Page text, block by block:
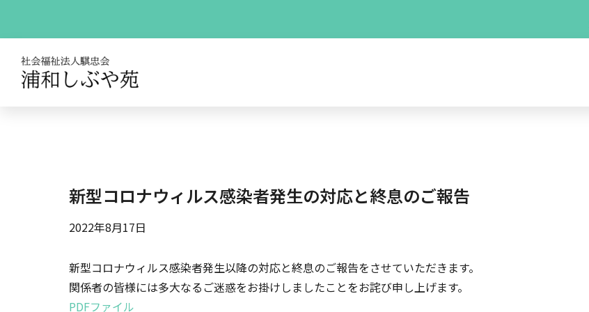
新型コロナウィルス感染者発生の対応と終息のご報告
2022年8月17日
新型コロナウィルス感染者発生以降の対応と終息のご報告をさせていただきます。
関係者の皆様には多大なるご迷惑をお掛けしましたことをお詫び申し上げます。
PDFファイル